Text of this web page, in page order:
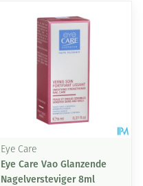
Eye Care
Eye Care Vao Glanzende
Nagelversteviger 8ml